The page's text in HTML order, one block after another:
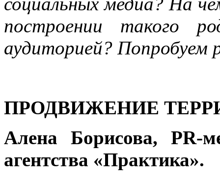
построении такого
аудиторией? Попробуем
ПРОДВИЖЕНИЕ
Алена Борисова, PR-
агентства «Практика».